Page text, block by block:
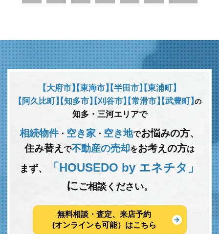
【大府市】【東海市】【半田市】【東浦町】
【阿久比町】【知多市】【刈谷市】【常滑市】【武豊町】の
知多・三河エリアで
相続物件･ 空き家 ･ 空き地でお悩みの方、
住み替え で不動産の売却をお考えの方は
まず、
「HOUSEDO by エネチタ」
にご相談ください。
無料相談・査定、来店予約
(オンラインも可能）はこちら